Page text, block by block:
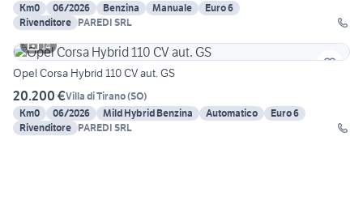
Km0
06/2026 Benzina Manuale
Euro 6
Rivenditore PAREDI SRL
14
Opel Corsa Hybrid 110 CV aut. GS
20.200 €Villa di Tirano(SO)
Km0
06/2026 Mild Hybrid Benzina Automatico
Euro 6
Rivenditore PAREDI SRL